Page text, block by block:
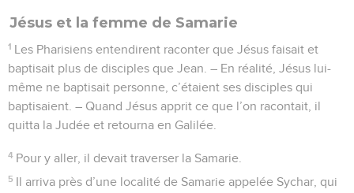
Jésus et la femme de Samarie
1 Les Pharisiens entendirent raconter que Jésus faisait et
baptisait plus de disciples que Jean. – En réalité, Jésus lui-
même ne baptisait personne, c’étaient ses disciples qui
baptisaient. – Quand Jésus apprit ce que l’on racontait, il
quitta la Judée et retourna en Galilée.
4 Pour y aller, il devait traverser la Samarie.
5 Il arriva près d’une localité de Samarie appelée Sychar, qui